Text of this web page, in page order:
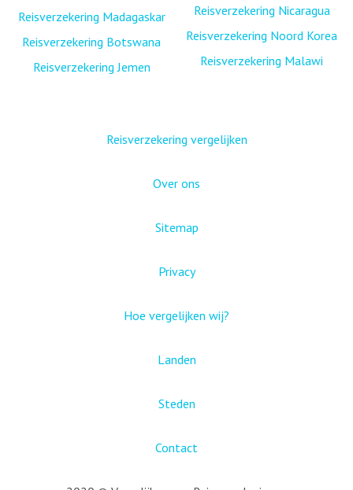
Reisverzekering Madagaskar
Reisverzekering Botswana
Reisverzekering Jemen
Reisverzekering Nicaragua
Reisverzekering Noord Korea
Reisverzekering Malawi
Reisverzekering vergelijken
Over ons
Sitemap
Privacy
Hoe vergelijken wij?
Landen
Steden
Contact